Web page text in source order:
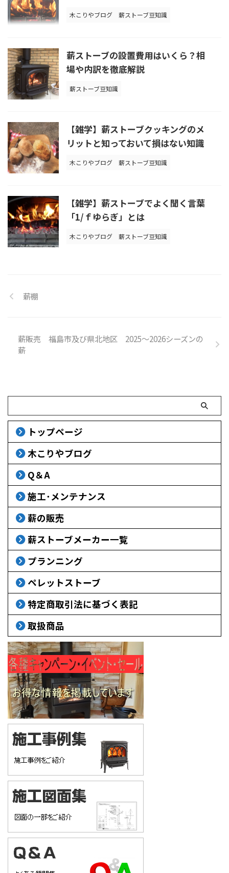
木こりやブログ 薪ストーブ豆知識
薪ストーブの設置費用はいくら？相
場や内訳を徹底解説
薪ストーブ豆知識
【雑学】薪ストーブクッキングのメ
リットと知っておいて損はない知識
木こりやブログ 薪ストーブ豆知識
【雑学】薪ストーブでよく聞く言葉
「1/ｆゆらぎ」とは
木こりやブログ 薪ストーブ豆知識
薪棚
薪販売 福島市及び県北地区 2025～2026シーズンの
薪
トップページ
木こりやブログ
Q＆A
施工･メンテナンス
薪の販売
薪ストーブメーカー一覧
プランニング
ペレットストーブ
特定商取引法に基づく表記
取扱商品